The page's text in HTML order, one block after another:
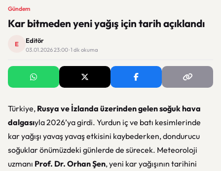
Gündem
Kar bitmeden yeni yağış için tarih açıklandı
E Editör
03.01.2026 23:00 · 1 dk okuma
Türkiye, Rusya ve İzlanda üzerinden gelen soğuk hava
dalgasıyla 2026’ya girdi. Yurdun iç ve batı kesimlerinde
kar yağışı yavaş yavaş etkisini kaybederken, dondurucu
soğuklar önümüzdeki günlerde de sürecek. Meteoroloji
uzmanı Prof. Dr. Orhan Şen, yeni kar yağışının tarihini